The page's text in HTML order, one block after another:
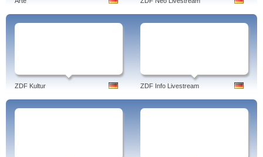
ZDF Kultur ZDF Info Livestream